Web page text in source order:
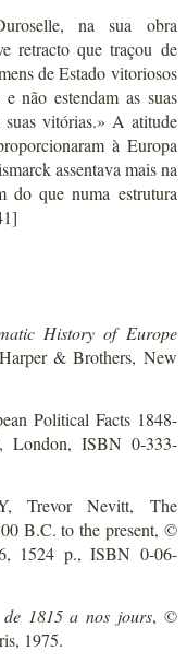
na sua obra
retracto que traçou de
de Estado vitoriosos
não estendam as suas
suas vitórias.» A atitude
à Europa
assentava mais na
do que numa estrutura
History of Europe
& Brothers, New
Political Facts 1848-
London, ISBN 0-333-
Trevor Nevitt, The
B.C. to the present, ©
1524 p., ISBN 0-06-
1815 a nos jours, ©
1975.